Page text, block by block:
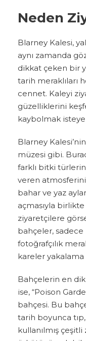
Neden
Blarney Kalesi,
aynı zamanda
dikkat çeken bir
tarih meraklıları
cennet. Kaleyi
güzelliklerini
kaybolmak
Blarney
müzesi gibi.
farklı bitki
veren
bahar ve yaz
açmasıyla
ziyaretçilere
bahçeler,
fotoğrafçılık
kareler yakalama
Bahçelerin en
ise, “Poison
bahçesi. Bu
tarih boyunca
kullanılmış